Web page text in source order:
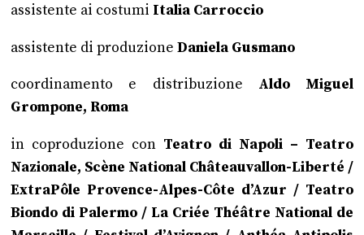
assistente ai costumi Italia Carroccio
assistente di produzione Daniela Gusmano
coordinamento e distribuzione Aldo Miguel
Grompone, Roma
in coproduzione con Teatro di Napoli – Teatro
Nazionale, Scène National Châteauvallon-Liberté /
ExtraPôle Provence-Alpes-Côte d’Azur / Teatro
Biondo di Palermo / La Criée Théâtre National de